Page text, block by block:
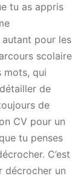
tu as appris
autant pour les
scolaire
mots, qui
de
de
CV pour un
tu penses
C’est
décrocher un